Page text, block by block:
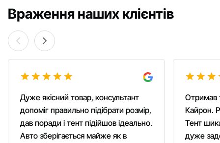
Враження наших клієнтів
Дуже якісний товар, консультант
допоміг правильно підібрати розмір,
дав поради і тент підійшов ідеально.
Авто зберігається майже як в
Отримав
Кайрон.
Тент
дуже